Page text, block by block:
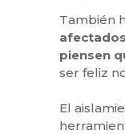
También
piensen
ser feliz
El